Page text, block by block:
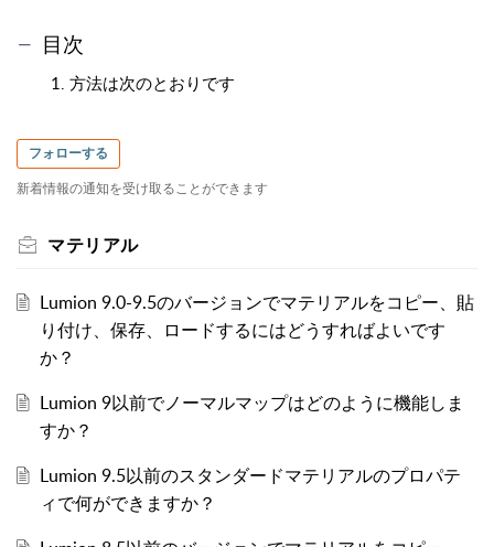
目次
1. 方法は次のとおりです
フォローする
新着情報の通知を受け取ることができます
マテリアル
Lumion 9.0-9.5のバージョンでマテリアルをコピー、貼
り付け、保存、ロードするにはどうすればよいです
か？
Lumion 9以前でノーマルマップはどのように機能しま
すか？
Lumion 9.5以前のスタンダードマテリアルのプロパテ
ィで何ができますか？